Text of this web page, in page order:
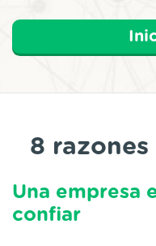
8
Una empresa
confiar